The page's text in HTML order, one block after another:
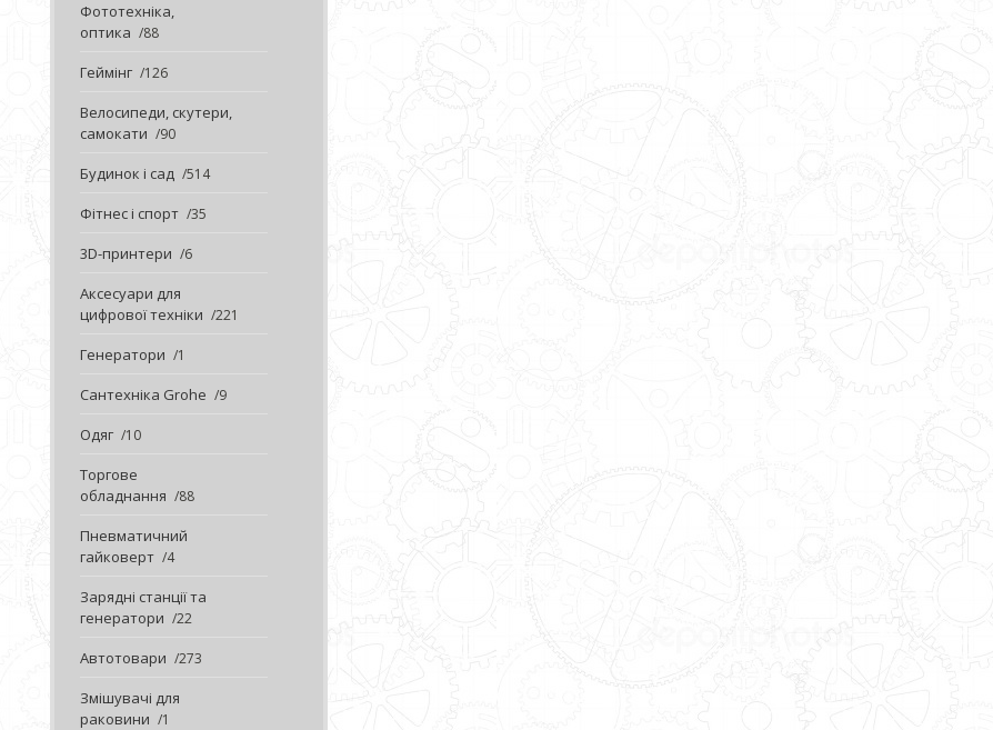
Фототехніка,
оптика
88
Геймінг 126
Велосипеди, скутери,
самокати
90
Будинок і сад 514
Фітнес і спорт 35
3D-принтери 6
Аксесуари для
цифрової техніки
221
Генератори 1
Сантехніка Grohe 9
Одяг 10
Торгове
обладнання
88
Пневматичний
гайковерт
4
Зарядні станції та
генератори
22
Автотовари 273
Змішувачі для
раковини
1